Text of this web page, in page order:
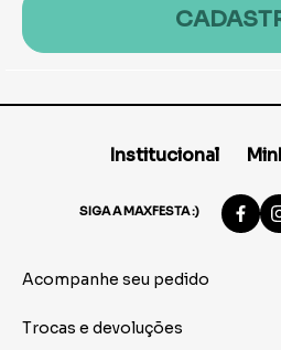
Institucional
SIGA A MAXFESTA :)
Acompanhe seu pedido
Trocas e devoluções